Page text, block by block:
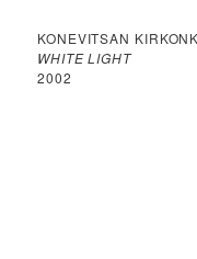
KONEVITSAN
WHITE LIGHT
2002